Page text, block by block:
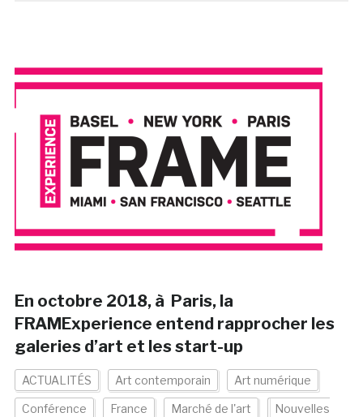
En octobre 2018, à Paris, la
FRAMExperience entend rapprocher les
galeries d’art et les start-up
ACTUALITÉS Art contemporain Art numérique
Conférence France Marché de l'art Nouvelles